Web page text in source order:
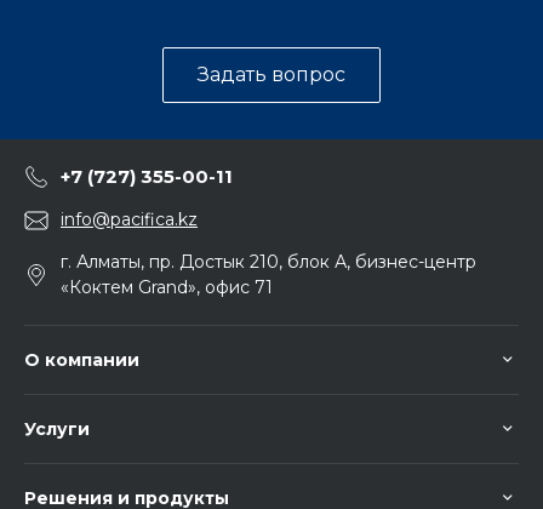
Задать вопрос
+7 (727) 355-00-11
info@pacifica.kz
г. Алматы, пр. Достык 210, блок А, бизнес-центр
«Коктем Grand», офис 71
О компании
Услуги
Решения и продукты